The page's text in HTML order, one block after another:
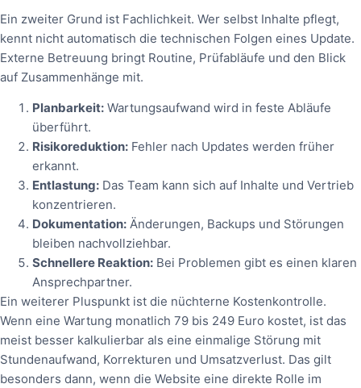
Ein zweiter Grund ist Fachlichkeit. Wer selbst Inhalte pflegt,
kennt nicht automatisch die technischen Folgen eines Update.
Externe Betreuung bringt Routine, Prüfabläufe und den Blick
auf Zusammenhänge mit.
Planbarkeit: Wartungsaufwand wird in feste Abläufe
überführt.
Risikoreduktion: Fehler nach Updates werden früher
erkannt.
Entlastung: Das Team kann sich auf Inhalte und Vertrieb
konzentrieren.
Dokumentation: Änderungen, Backups und Störungen
bleiben nachvollziehbar.
Schnellere Reaktion: Bei Problemen gibt es einen klaren
Ansprechpartner.
Ein weiterer Pluspunkt ist die nüchterne Kostenkontrolle.
Wenn eine Wartung monatlich 79 bis 249 Euro kostet, ist das
meist besser kalkulierbar als eine einmalige Störung mit
Stundenaufwand, Korrekturen und Umsatzverlust. Das gilt
besonders dann, wenn die Website eine direkte Rolle im